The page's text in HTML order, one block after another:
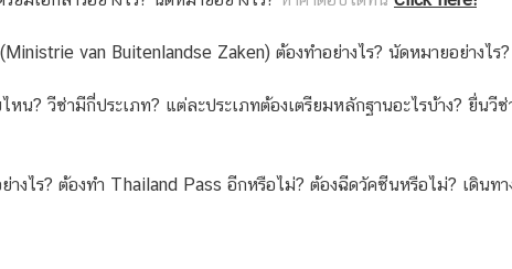
van Buitenlandse Zaken) ต้องทำอย่างไร? นัดหมายอย่างไร?
น? วีซ่ามีกี่ประเภท? แต่ละประเภทต้องเตรียมหลักฐานอะไรบ้าง? ยื่นวี
างไร? ต้องทำ Thailand Pass อีกหรือไม่? ต้องฉีดวัคซีนหรือไม่? เดินท